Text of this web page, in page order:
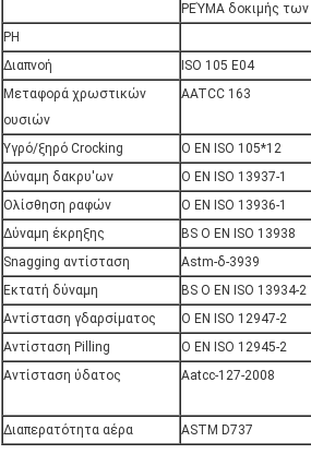
ΡΕΎΜΑ δοκιμής των
PH
Διαπνοή
ISO 105 E04
Μεταφορά χρωστικών
ουσιών
AATCC 163
Υγρό/ξηρό Crocking Ο EN ISO 105*12
Δύναμη δακρυ'ων
Ο EN ISO 13937-1
Ολίσθηση ραφών
Ο EN ISO 13936-1
Δύναμη έκρηξης
BS Ο EN ISO 13938
Snagging αντίσταση
Astm-δ-3939
Εκτατή δύναμη
BS Ο EN ISO 13934-2
Αντίσταση γδαρσίματος
Ο EN ISO 12947-2
Αντίσταση Pilling
Ο EN ISO 12945-2
Αντίσταση ύδατος
Aatcc-127-2008
Διαπερατότητα αέρα
ASTM D737